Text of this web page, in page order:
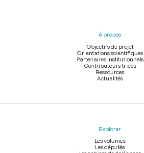
Menu
À propos
Objectifs du projet
Orientations scientifiques
Partenaires institutionnels
Contributeurs-trices
Ressources
Actualités
Explorer
Les volumes
Les députés